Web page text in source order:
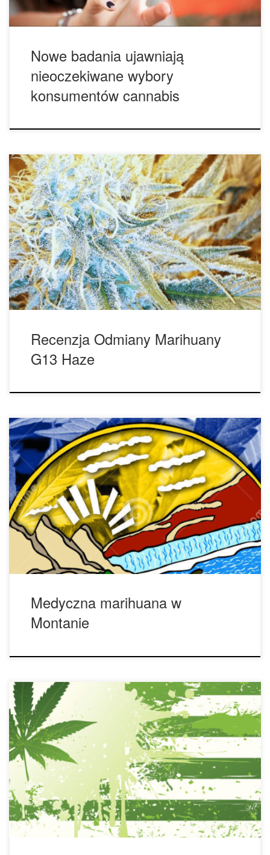
Nowe badania ujawniają
nieoczekiwane wybory
konsumentów cannabis
G13 Haze to skrzyżowanie pomiędzy niesławną odmianą
G13 a oryginalym Haze. Oba szczepy są znane z wysokiej
jakości, ale G13 zdecydowanie zasługuje tutaj na ukłony.
Mówi się, że odmiana G13 rozwinęła się w latach 1970
przez US Federal Medical Marijuana Distribution Program,
co miało pozostać tajemnicą. Jeśli jednak ta plotka […]
Recenzja Odmiany Marihuany
G13 Haze
Nie zajmie dużo czasu, zanim Stany Zjednoczone jako
całość staną się krajem, który zalegalizował marihuanę.
Większość przystąpiła już do legalizacji, a inni szybko
nadrabiają zaległości. Legalizacja jest jednak tylko
aspektem. Główny problem nadal występuje w formie
ujednoliconych przepisów. Ponieważ przemysł jest nowy i
nie podlega rządowi federalnemu, każdy stan prowadzi […]
Medyczna marihuana w
Montanie
Jak sugerują raporty, wszystkie stany USA zalegalizują
marihuanę do 2021 roku. Większość stanów – 29 – już
zalegalizowała cannabis. Zgodnie z najnowszymi
doniesieniami oraz prognozami, sześć kolejnych stanów
przystąpiło do „klubu”. Przwiduje się, że do następnego
roku około 35 ze wszystkich stanów USA będzie cieszyć się
legalną marihuaną. Nie jest […]